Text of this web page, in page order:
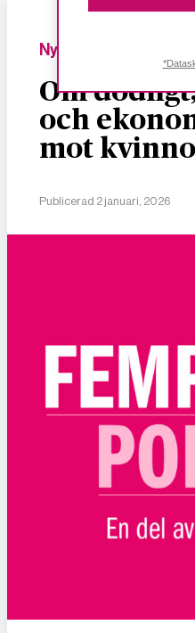
Nyheter
Om
och
mot
Publicerad 2 januari, 2026